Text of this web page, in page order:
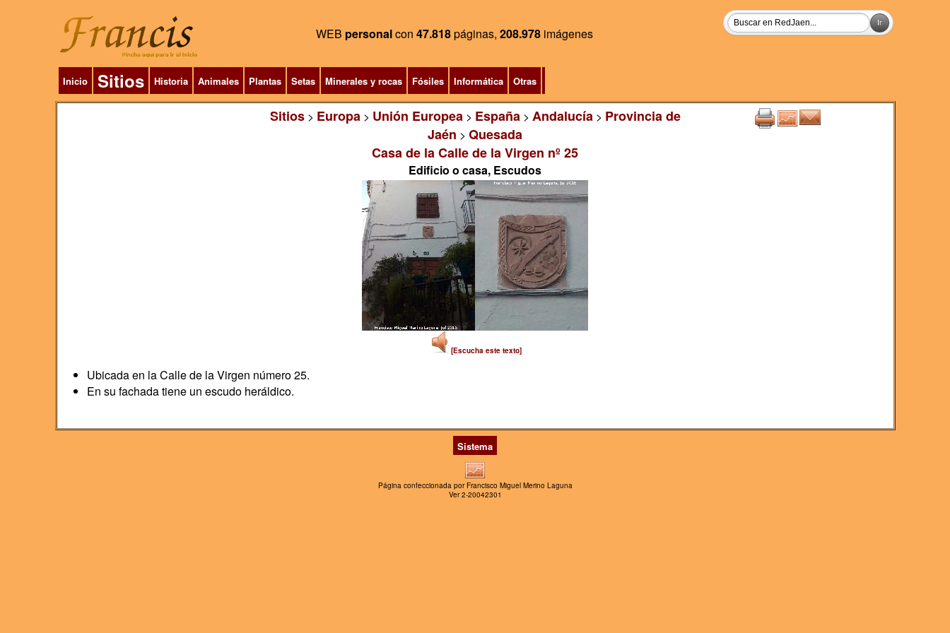
WEB personalcon 47.818páginas, 208.978 imágenes
Inicio Sitios Historia Animales Plantas Setas Minerales y rocas Fósiles Informática Otras
Sitios> Europa> Unión Europea> España> Andalucía> Provincia de
Jaén > Quesada
Casa de la Calle de la Virgen nº 25
Edificio o casa, Escudos
[Escucha este texto]
Ubicada en la Calle de la Virgen número 25.
En su fachada tiene un escudo heráldico.
Sistema
Página confeccionada por Francisco Miguel Merino Laguna
Ver 2-20042301